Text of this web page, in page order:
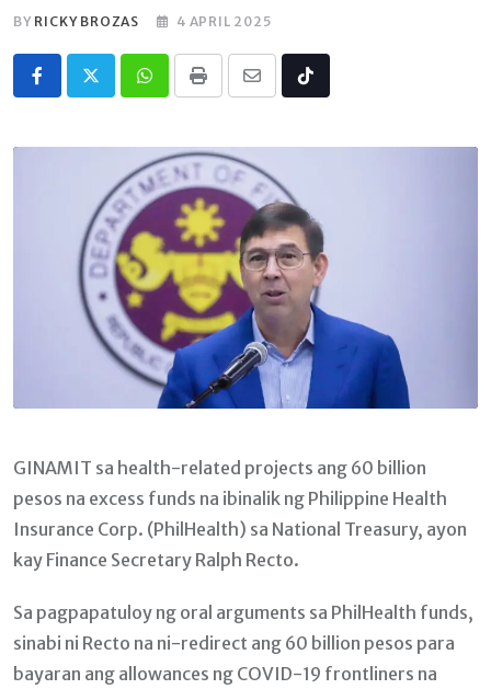
BY RICKY BROZAS 4 APRIL 2025
Whatsapp
Print
Share
Email
Tiktok
GINAMIT sa health-related projects ang 60 billion
pesos na excess funds na ibinalik ng Philippine Health
Insurance Corp. (PhilHealth) sa National Treasury, ayon
kay Finance Secretary Ralph Recto.
Sa pagpapatuloy ng oral arguments sa PhilHealth funds,
sinabi ni Recto na ni-redirect ang 60 billion pesos para
bayaran ang allowances ng COVID-19 frontliners na